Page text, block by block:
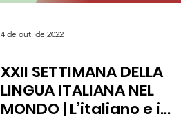
4 de out. de 2022
XXII SETTIMANA DELLA
LINGUA ITALIANA NEL
MONDO | L’italiano e i